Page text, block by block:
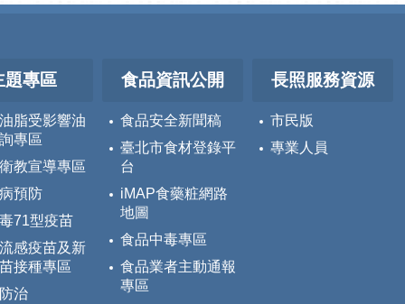
題專區
脂受影響油
專區
教宣導專區
預防
71型疫苗
感疫苗及新
接種專區
治
食品資訊公開
食品安全新聞稿
臺北市食材登錄平
台
iMAP食藥粧網路
地圖
食品中毒專區
食品業者主動通報
專區
長照服務資源
市民版
專業人員